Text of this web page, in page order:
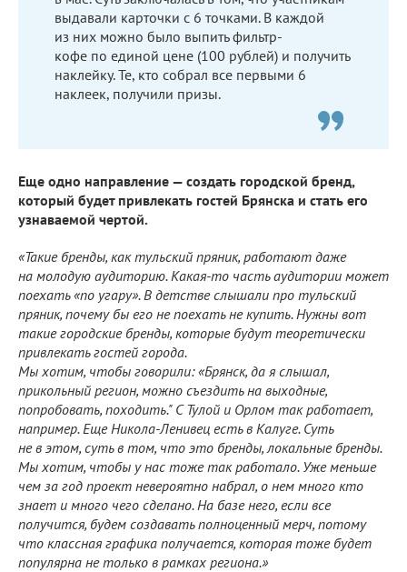
выдавали карточки с 6 точками. В каждой
из них можно было выпить фильтр-
кофе по единой цене (100 рублей) и получить
наклейку. Те, кто собрал все первыми 6
наклеек, получили призы.
Еще одно направление — создать городской бренд,
который будет привлекать гостей Брянска и стать его
узнаваемой чертой.
«Такие бренды, как тульский пряник, работают даже
на молодую аудиторию. Какая-то часть аудитории может
поехать «по угару». В детстве слышали про тульский
пряник, почему бы его не поехать не купить. Нужны вот
такие городские бренды, которые будут теоретически
привлекать гостей города.
Мы хотим, чтобы говорили: «Брянск, да я слышал,
прикольный регион, можно съездить на выходные,
попробовать, походить." С Тулой и Орлом так работает,
например. Еще Никола-Ленивец есть в Калуге. Суть
не в этом, суть в том, что это бренды, локальные бренды.
Мы хотим, чтобы у нас тоже так работало. Уже меньше
чем за год проект невероятно набрал, о нем много кто
знает и много чего сделано. На базе него, если все
получится, будем создавать полноценный мерч, потому
что классная графика получается, которая тоже будет
популярна не только в рамках региона.»